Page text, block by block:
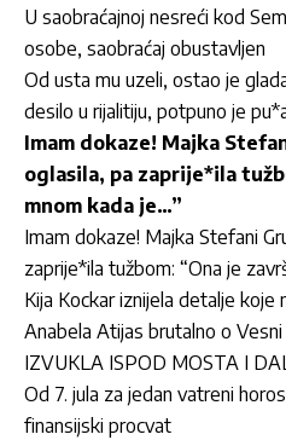
U saobraćajnoj nesreći kod
osobe, saobraćaj obustavljen
Od usta mu uzeli, ostao je
desilo u rijalitiju, potpuno je
Imam dokaze! Majka
oglasila, pa zaprije*ila
mnom kada je…”
Imam dokaze! Majka Stefani
zaprije*ila tužbom: “Ona je
Kija Kockar iznijela detalje koje
Anabela Atijas brutalno o
IZVUKLA ISPOD MOSTA I
Od 7. jula za jedan vatreni
finansijski procvat